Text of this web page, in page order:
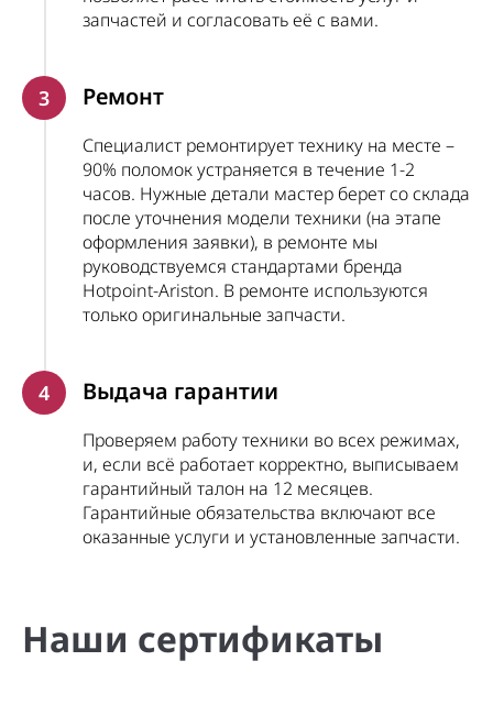
запчастей и согласовать её с вами.
3 Ремонт
Специалист ремонтирует технику на месте –
90% поломок устраняется в течение 1-2
часов. Нужные детали мастер берет со склада
после уточнения модели техники (на этапе
оформления заявки), в ремонте мы
руководствуемся стандартами бренда
Hotpoint-Ariston. В ремонте используются
только оригинальные запчасти.
4 Выдача гарантии
Проверяем работу техники во всех режимах,
и, если всё работает корректно, выписываем
гарантийный талон на 12 месяцев.
Гарантийные обязательства включают все
оказанные услуги и установленные запчасти.
Наши сертификаты